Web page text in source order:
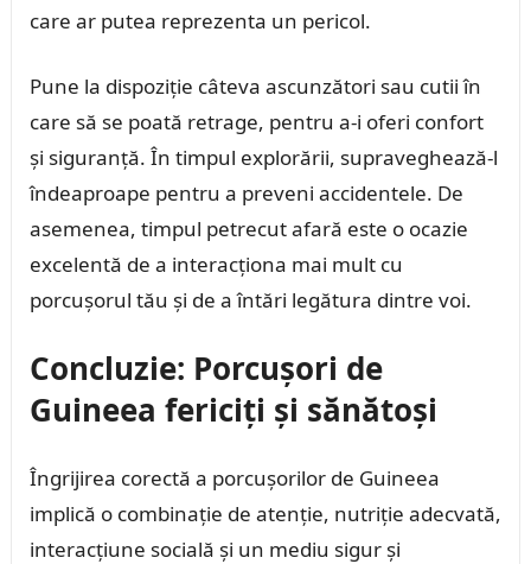
care ar putea reprezenta un pericol.
Pune la dispoziție câteva ascunzători sau cutii în
care să se poată retrage, pentru a-i oferi confort
și siguranță. În timpul explorării, supraveghează-l
îndeaproape pentru a preveni accidentele. De
asemenea, timpul petrecut afară este o ocazie
excelentă de a interacționa mai mult cu
porcușorul tău și de a întări legătura dintre voi.
Concluzie: Porcușori de
Guineea fericiți și sănătoși
Îngrijirea corectă a porcușorilor de Guineea
implică o combinație de atenție, nutriție adecvată,
interacțiune socială și un mediu sigur și